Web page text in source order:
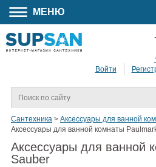
МЕНЮ
Войти
Сантехника > Аксессуары для ванной
Аксессуары для ванной комнаты
Аксессуары для ванной
Sauber